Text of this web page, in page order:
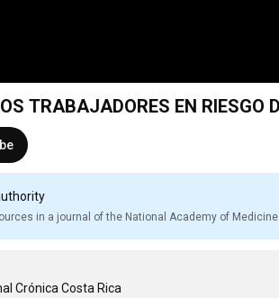
in a journal of the National Academy of Medicine
Crónica Costa Rica